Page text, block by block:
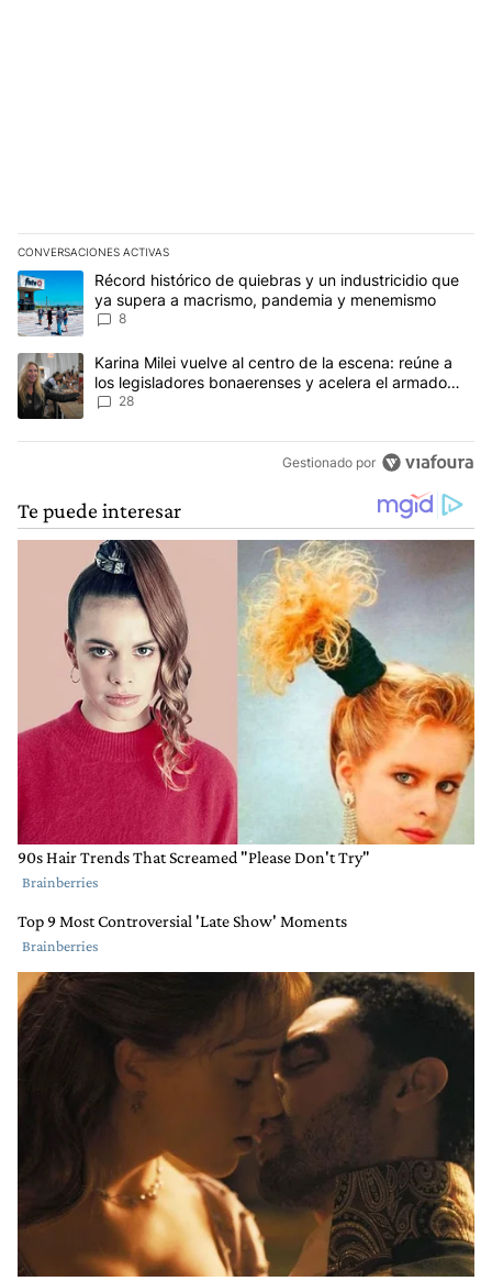
CONVERSACIONES ACTIVAS
Este listado muestra los artículos con más comentarios en los
Un artículo de tendencia con el título "Récord histórico de
Récord histórico de quiebras y un industricidio que
ya supera a macrismo, pandemia y menemismo
8
Un artículo de tendencia con el título "Karina Milei vuelve al
Karina Milei vuelve al centro de la escena: reúne a
los legisladores bonaerenses y acelera el armado
para 2027
28
Gestionado por